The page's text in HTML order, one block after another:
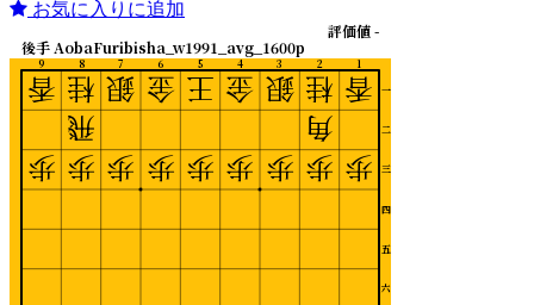
お気に入りに追加
1
2
3
4
5
6
7
8
9
一
二
三
四
五
六
後手 AobaFuribisha_w1991_avg_1600p
評価値 -
香
歩
桂
角
歩
銀
歩
金
歩
王
歩
金
歩
銀
歩
桂
飛
歩
香
歩